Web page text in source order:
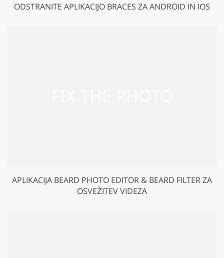
ODSTRANITE APLIKACIJO BRACES ZA ANDROID IN IOS
APLIKACIJA BEARD PHOTO EDITOR & BEARD FILTER ZA
OSVEŽITEV VIDEZA